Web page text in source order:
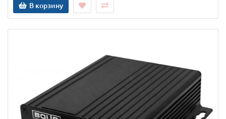
В корзину